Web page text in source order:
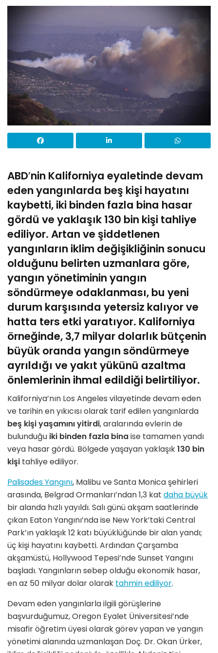
ABD’nin Kaliforniya eyaletinde devam
eden yangınlarda beş kişi hayatını
kaybetti, iki binden fazla bina hasar
gördü ve yaklaşık 130 bin kişi tahliye
ediliyor. Artan ve şiddetlenen
yangınların iklim değişikliğinin sonucu
olduğunu belirten uzmanlara göre,
yangın yönetiminin yangın
söndürmeye odaklanması, bu yeni
durum karşısında yetersiz kalıyor ve
hatta ters etki yaratıyor. Kaliforniya
örneğinde, 3,7 milyar dolarlık bütçenin
büyük oranda yangın söndürmeye
ayrıldığı ve yakıt yükünü azaltma
önlemlerinin ihmal edildiği belirtiliyor.
Kaliforniya’nın Los Angeles vilayetinde devam eden
ve tarihin en yıkıcısı olarak tarif edilen yangınlarda
beş kişi yaşamını yitirdi, aralarında evlerin de
bulunduğu iki binden fazla binaise tamamen yandı
veya hasar gördü. Bölgede yaşayan yaklaşık130 bin
kişi tahliye ediliyor.
Palisades Yangını, Malibu ve Santa Monica şehirleri
arasında, Belgrad Ormanları’ndan 1,3 kat daha büyük
bir alanda hızlı yayıldı. Salı günü akşam saatlerinde
çıkan Eaton Yangını’nda ise New York’takiCentral
Park’ın yaklaşık 12 katı büyüklüğünde bir alan yandı;
üç kişi hayatını kaybetti. Ardından Çarşamba
akşamüstü, Hollywood Tepesi’ndeSunset Yangını
başladı. Yangınların sebep olduğu ekonomik hasar,
en az 50 milyar dolar olarak tahmin ediliyor.
Devam eden yangınlarla ilgili görüşlerine
başvurduğumuz, Oregon Eyalet Üniversitesi’nde
misafir öğretim üyesi olarak görev yapan ve yangın
yönetimi alanında uzmanlaşan Doç. Dr. Okan Ürker,